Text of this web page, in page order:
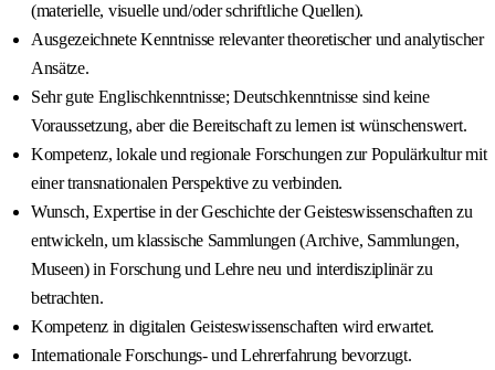
(materielle, visuelle und/oder schriftliche Quellen).
Ausgezeichnete Kenntnisse relevanter theoretischer und analytischer
Ansätze.
Sehr gute Englischkenntnisse; Deutschkenntnisse sind keine
Voraussetzung, aber die Bereitschaft zu lernen ist wünschenswert.
Kompetenz, lokale und regionale Forschungen zur Populärkultur mit
einer transnationalen Perspektive zu verbinden.
Wunsch, Expertise in der Geschichte der Geisteswissenschaften zu
entwickeln, um klassische Sammlungen (Archive, Sammlungen,
Museen) in Forschung und Lehre neu und interdisziplinär zu
betrachten.
Kompetenz in digitalen Geisteswissenschaften wird erwartet.
Internationale Forschungs- und Lehrerfahrung bevorzugt.